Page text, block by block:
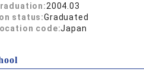
2004.03
status:Graduated
code:Japan